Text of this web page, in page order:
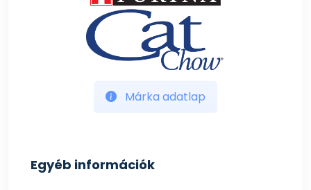
- E vitaminnal a természetes védekezőképesség
támogatásáért és B vitaminokkal, amelyek segítenek
macskája hatékonyabb energiafelhasználásában.
nem tartalmaznak hozzáadott mesterséges
- Receptúránk csirkében valamint egyéb, minőségük
alapján válogatott fehérjeforrásokban gazdagok,
Márka adatlap
Egyéb információk